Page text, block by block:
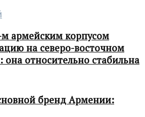
армейским корпусом
на северо-восточном
она относительно стабильна
бренд Армении: